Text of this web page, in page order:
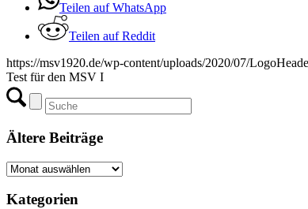
Teilen auf WhatsApp
Teilen auf Reddit
https://msv1920.de/wp-content/uploads/2020/07/
Test für den MSV I
Ältere Beiträge
Ältere
Kategorien